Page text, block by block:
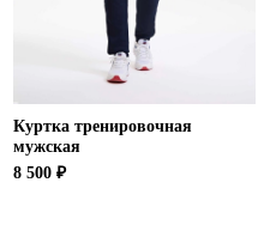
Куртка тренировочная
мужская
8 500 ₽